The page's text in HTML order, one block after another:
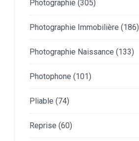
Photographie (305)
Photographie Immobilière (186)
Photographie Naissance (133)
Photophone (101)
Pliable (74)
Reprise (60)